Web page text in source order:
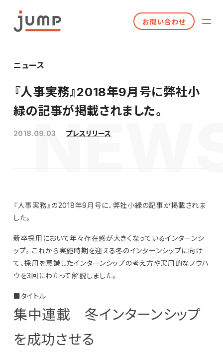
お問い合わせ
ニュース
『人事実務』2018年9月号に弊社小
緑の記事が掲載されました。
2018.09.03 プレスリリース
『人事実務』の2018年9月号に、弊社小緑の記事が掲載されま
した。
新卒採用において年々存在感が大きくなっているインターンシ
ップ。これから実施時期を迎える冬のインターンシップに向け
て、採用を意識したインターンシップの考え方や実用的なノウハ
ウを3回にわたって解説しました。
■タイトル
集中連載 冬インターンシップ
を成功させる